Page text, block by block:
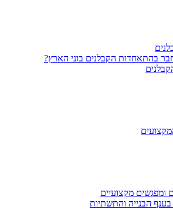
בהתאחדות הקבלנים בוני הארץ?
ומפגשים מקצועיים
הבנייה והתשתיות